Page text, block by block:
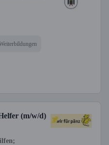
(m/w/d)